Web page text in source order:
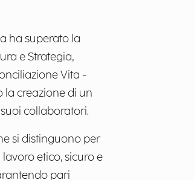
ha superato la
e Strategia,
Vita -
la creazione di un
collaboratori.
si distinguono per
etico, sicuro e
pari